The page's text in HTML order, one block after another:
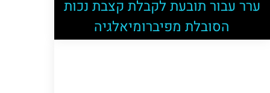
ערר עבור תובעת לקבלת קצבת נכות
הסובלת מפיברומיאלגיה